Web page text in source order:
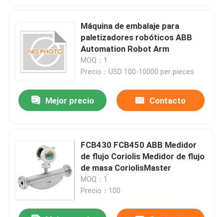
Máquina de embalaje para
paletizadores robóticos ABB
Automation Robot Arm
MOQ：1
Precio：USD 100-10000 per pieces
Mejor precio Contacto
FCB430 FCB450 ABB Medidor
de flujo Coriolis Medidor de flujo
de masa CoriolisMaster
MOQ：1
Precio：100